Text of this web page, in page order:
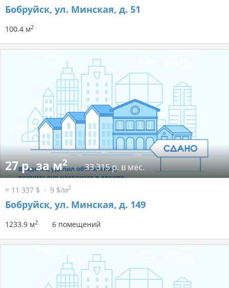
Бобруйск, ул. Минская, д. 51
100.4 м2
27 р. за м2 33 315 р. в мес.
≈ 11 337 $ 9 $/м2
Бобруйск, ул. Минская, д. 149
1233.9 м2 6 помещений